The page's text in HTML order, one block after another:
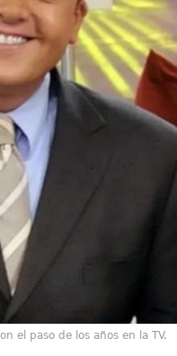
el paso de los años en la TV.